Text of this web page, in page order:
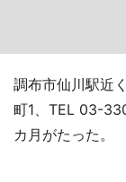
調布市仙川駅近
町1、TEL 03-
カ月がたった。